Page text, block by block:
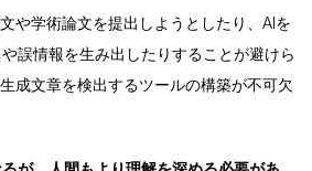
や学術論文を提出しようとしたり、AIを
誤情報を生み出したりすることが避けら
成文章を検出するツールの構築が不可欠